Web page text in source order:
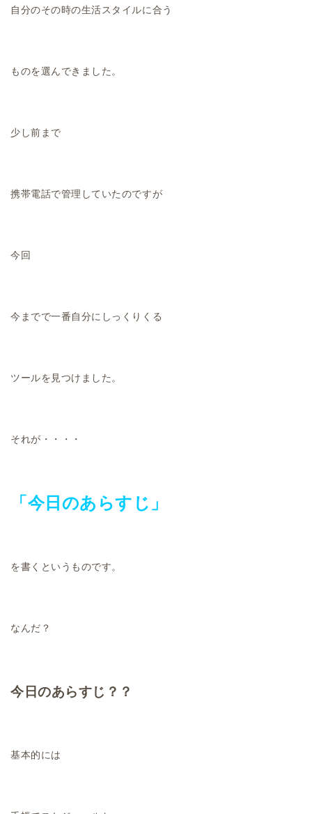
自分のその時の生活スタイルに合う
ものを選んできました。
少し前まで
携帯電話で管理していたのですが
今回
今までで一番自分にしっくりくる
ツールを見つけました。
それが・・・・
「今日のあらすじ」
を書くというものです。
なんだ？
今日のあらすじ？？
基本的には